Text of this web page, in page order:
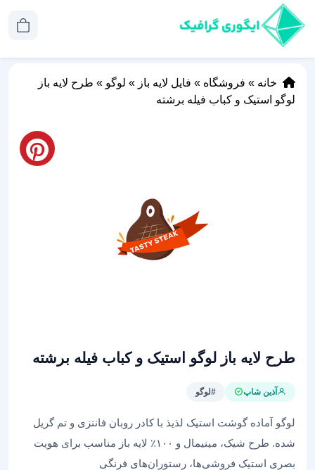
خانه » فروشگاه » فایل لایه باز » لوگو » طرح لایه باز
لوگو استیک و کباب فیله برشته
طرح لایه باز لوگو استیک و کباب فیله برشته
آذین شاپ #لوگو
لوگو آماده گوشت استیک لذیذ با کادر روبان فانتزی و تم گریل‌
شده. طرح شیک، مینیمال و ۱۰۰٪ لایه باز مناسب برای هویت
بصری استیک‌ فروشی‌ها، رستوران‌های فرنگی